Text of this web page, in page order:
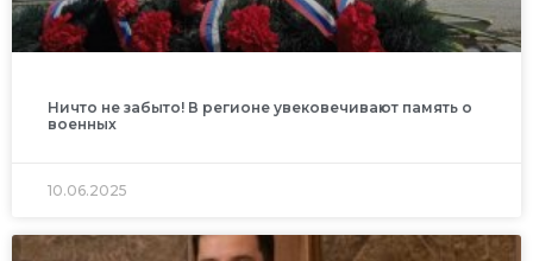
Ничто не забыто! В регионе увековечивают память о
военных
10.06.2025